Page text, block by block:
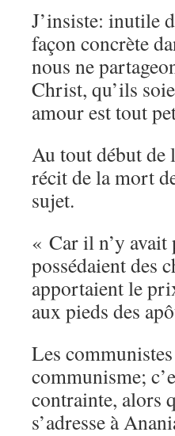
J’insiste: inutile
façon concrète
nous ne
Christ, qu’ils
amour est tout
Au tout début de
récit de la mort
sujet.
« Car il n’y
possédaient des
apportaient le
aux pieds des
Les
communisme;
contrainte, alors
s’adresse à